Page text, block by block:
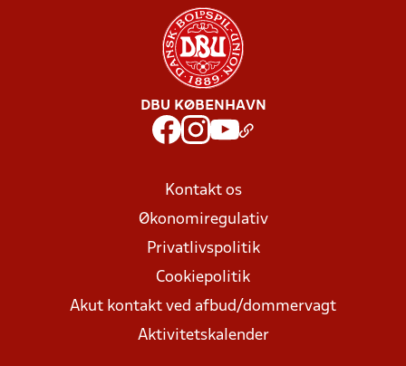
DBU KØBENHAVN
Kontakt os
Økonomiregulativ
Privatlivspolitik
Cookiepolitik
Akut kontakt ved afbud/dommervagt
Aktivitetskalender